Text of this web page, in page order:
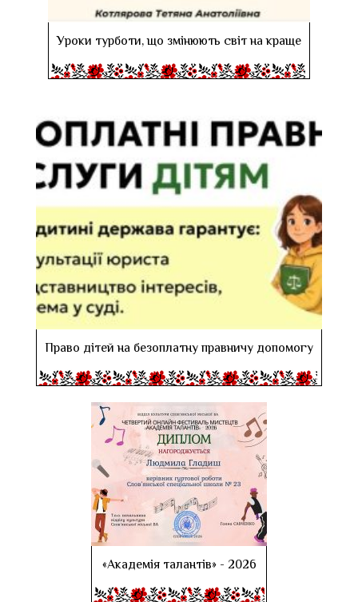
Уроки турботи, що змінюють світ на краще
Право дітей на безоплатну правничу допомогу
«Академія талантів» - 2026